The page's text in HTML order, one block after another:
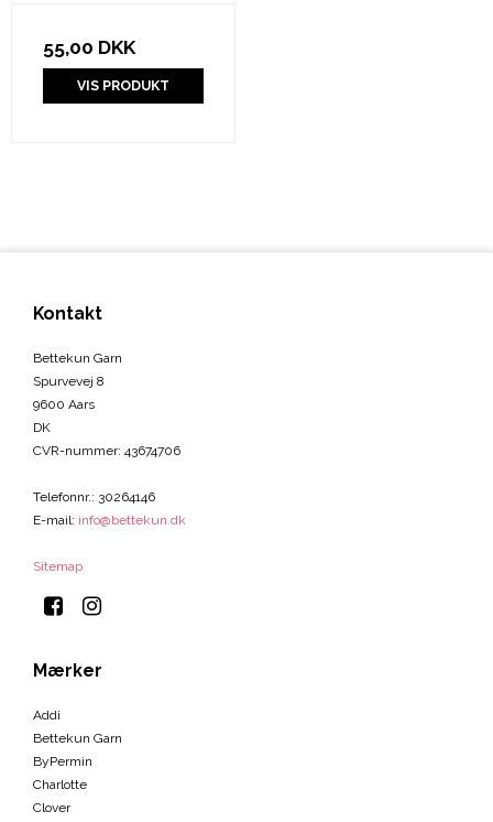
55,00 DKK
VIS PRODUKT
Kontakt
Bettekun Garn
Spurvevej 8
9600 Aars
DK
CVR-nummer: 43674706
Telefonnr.: 30264146
E-mail: info@bettekun.dk
Sitemap
Mærker
Addi
Bettekun Garn
ByPermin
Charlotte
Clover